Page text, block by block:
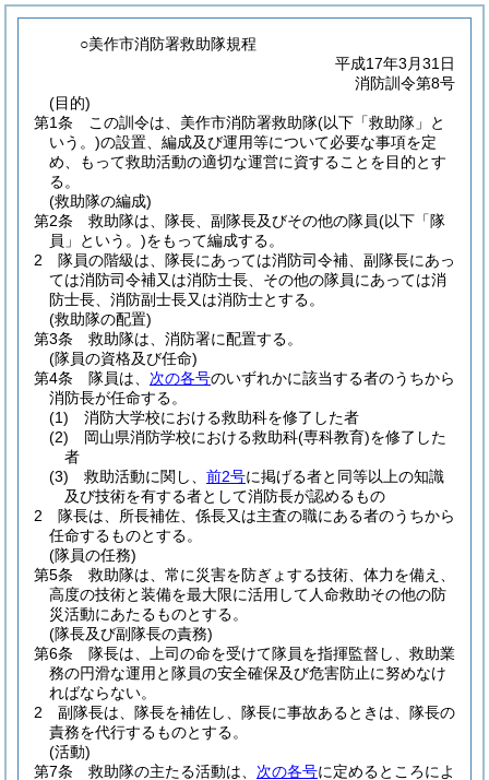
○美作市消防署救助隊規程
平成17年3月31日
消防訓令第8号
(目的)
第1条
この訓令は、美作市消防署救助隊(以下「救助隊」と
いう。)の設置、編成及び運用等について必要な事項を定
め、もって救助活動の適切な運営に資することを目的とす
る。
(救助隊の編成)
第2条
救助隊は、隊長、副隊長及びその他の隊員(以下「隊
員」という。)をもって編成する。
2
隊員の階級は、隊長にあっては消防司令補、副隊長にあっ
ては消防司令補又は消防士長、その他の隊員にあっては消
防士長、消防副士長又は消防士とする。
(救助隊の配置)
第3条
救助隊は、消防署に配置する。
(隊員の資格及び任命)
第4条
隊員は、 次の各号のいずれかに該当する者のうちから
消防長が任命する。
(1)
消防大学校における救助科を修了した者
(2)
岡山県消防学校における救助科(専科教育)を修了した
者
(3)
救助活動に関し、 前2号に掲げる者と同等以上の知識
及び技術を有する者として消防長が認めるもの
2
隊長は、所長補佐、係長又は主査の職にある者のうちから
任命するものとする。
(隊員の任務)
第5条
救助隊は、常に災害を防ぎょする技術、体力を備え、
高度の技術と装備を最大限に活用して人命救助その他の防
災活動にあたるものとする。
(隊長及び副隊長の責務)
第6条
隊長は、上司の命を受けて隊員を指揮監督し、救助業
務の円滑な運用と隊員の安全確保及び危害防止に努めなけ
ればならない。
2
副隊長は、隊長を補佐し、隊長に事故あるときは、隊長の
責務を代行するものとする。
(活動)
第7条
救助隊の主たる活動は、 次の各号に定めるところによ